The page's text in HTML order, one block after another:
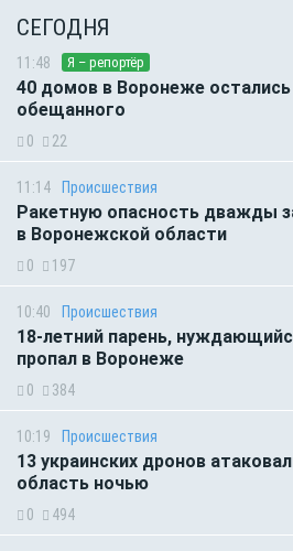
СЕГОДНЯ
11:48 Я – репортёр
40 домов в Воронеже
обещанного
0 22
11:14 Происшествия
Ракетную опасность дважды
в Воронежской области
0 197
10:40 Происшествия
18-летний парень,
пропал в Воронеже
0 384
10:19 Происшествия
13 украинских дронов
область ночью
0 494